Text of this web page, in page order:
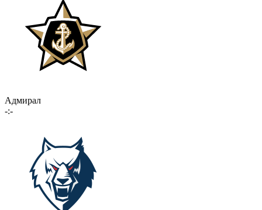
Адмирал
-:-